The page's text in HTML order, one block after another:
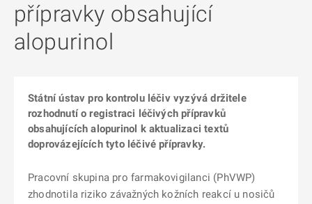
přípravky obsahující
alopurinol
Státní ústav pro kontrolu léčiv vyzývá držitele
rozhodnutí o registraci léčivých přípravků
obsahujících alopurinol k aktualizaci textů
doprovázejících tyto léčivé přípravky.
Pracovní skupina pro farmakovigilanci (PhVWP)
zhodnotila riziko závažných kožních reakcí u nosičů